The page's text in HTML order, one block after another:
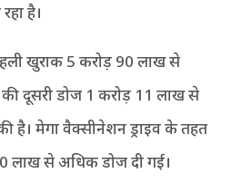
है।
खुराक 5 करोड़ 90 लाख से
दूसरी डोज 1 करोड़ 11 लाख से
है। मेगा वैक्सीनेशन ड्राइव के तहत
लाख से अधिक डोज दी गई।